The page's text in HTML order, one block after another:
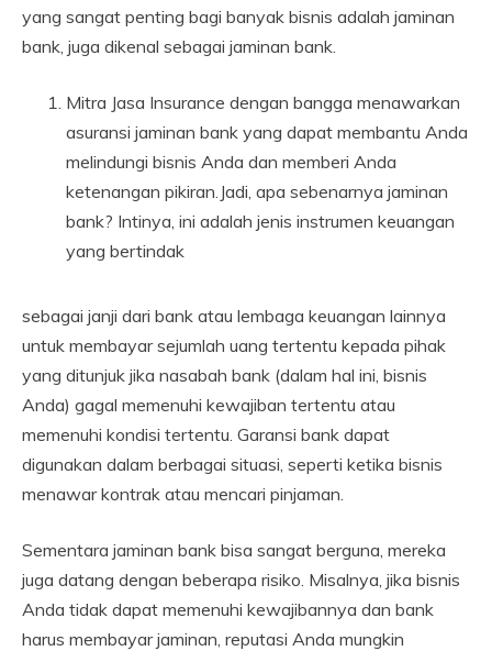
yang sangat penting bagi banyak bisnis adalah jaminan
bank, juga dikenal sebagai jaminan bank.
Mitra Jasa Insurance dengan bangga menawarkan
asuransi jaminan bank yang dapat membantu Anda
melindungi bisnis Anda dan memberi Anda
ketenangan pikiran.Jadi, apa sebenarnya jaminan
bank? Intinya, ini adalah jenis instrumen keuangan
yang bertindak
sebagai janji dari bank atau lembaga keuangan lainnya
untuk membayar sejumlah uang tertentu kepada pihak
yang ditunjuk jika nasabah bank (dalam hal ini, bisnis
Anda) gagal memenuhi kewajiban tertentu atau
memenuhi kondisi tertentu. Garansi bank dapat
digunakan dalam berbagai situasi, seperti ketika bisnis
menawar kontrak atau mencari pinjaman.
Sementara jaminan bank bisa sangat berguna, mereka
juga datang dengan beberapa risiko. Misalnya, jika bisnis
Anda tidak dapat memenuhi kewajibannya dan bank
harus membayar jaminan, reputasi Anda mungkin